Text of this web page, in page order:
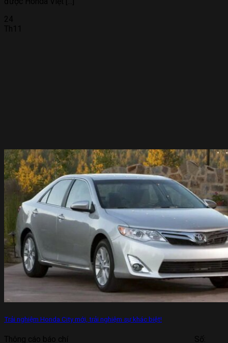
Trải nghiệm Honda City mới, trải nghiệm sự khác biệt!